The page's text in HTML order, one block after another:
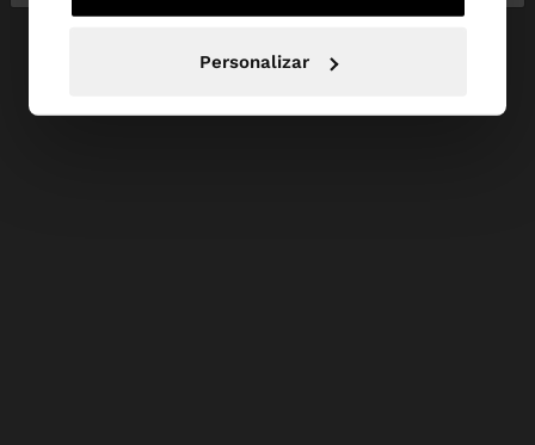
Personalizar